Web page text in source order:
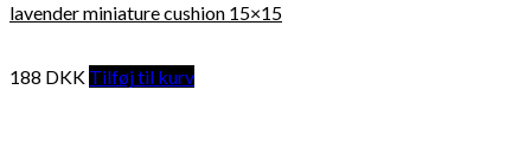
lavender miniature cushion 15×15
188 DKK Tilføj til kurv